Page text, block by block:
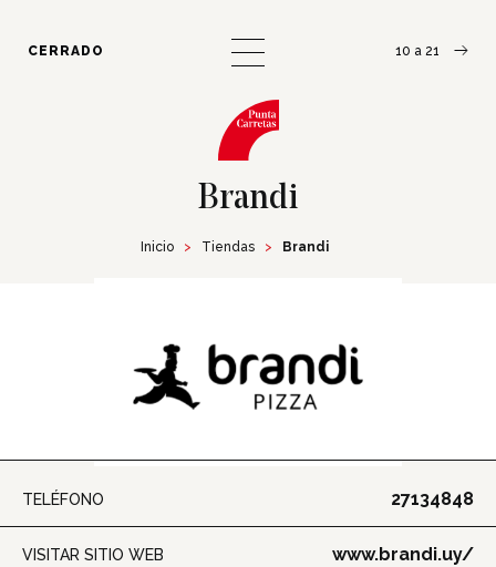
¿Cómo llegar? Escribinos
CERRADO 10 a 21
Inicio Tiendas Brandi
Brandi
TELÉFONO 27134848
VISITAR SITIO WEB www.brandi.uy/